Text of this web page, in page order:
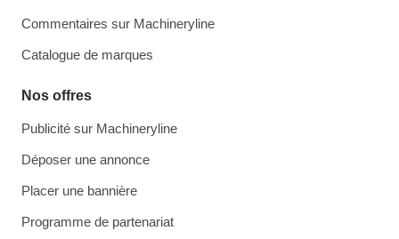
Commentaires sur Machineryline
Catalogue de marques
Nos offres
Publicité sur Machineryline
Déposer une annonce
Placer une bannière
Programme de partenariat